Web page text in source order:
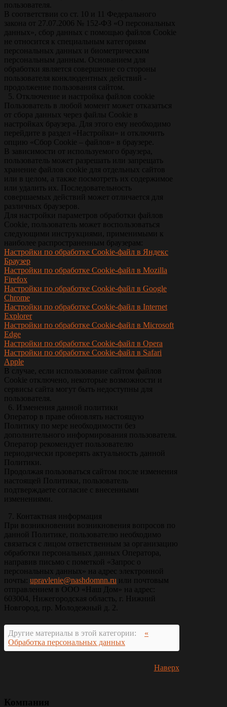
пользователя.
В соответствии со ст. 10 и 11 Федерального
закона от 27.07.2006 № 152-ФЗ «О персональных
данных», сбор данных с помощью файлов Cookie
не относится к специальным категориям
персональных данных и биометрическим
персональным данным. Основанием для
обработки является совершение со стороны
пользователя конклюдентных действий -
продолжение пользования сайтом.
5. Отключение и настройка файлов cookie
Пользователь в любой момент может отказаться
от сбора данных через файлы Cookie в
настройках браузера. Для этого ему необходимо
перейдите в раздел «Настройки» и отключить
опцию «Сбор Cookie – файлов» в браузере.
В зависимости от используемого браузера,
пользователь может разрешать или запрещать
хранение файлов cookie для отдельных сайтов
или в целом, а также посмотреть их содержимое
или удалить их. Последовательность
совершаемых действий может отличается для
различных браузеров.
Для настройки параметров обработки файлов
Cookie, пользователь может воспользоваться
следующими инструкциями, применимыми к
наиболее распространенным браузерам:
Настройки по обработке Cookie-файл в Яндекс
Браузер
Настройки по обработке Cookie-файл в Mozilla
Firefox
Настройки по обработке Cookie-файл в Google
Chrome
Настройки по обработке Cookie-файл в Internet
Explorer
Настройки по обработке Cookie-файл в Microsoft
Edge
Настройки по обработке Cookie-файл в Opera
Настройки по обработке Cookie-файл в Safari
Apple
В случае, если использование сайтом файлов
Сookie отключено, некоторые возможности и
сервисы сайта могут быть недоступны для
пользователя.
6. Изменения данной политики
Оператор в праве обновлять настоящую
Политику по мере необходимости без
дополнительного информирования пользователя.
Оператор рекомендует пользователю
периодически проверять актуальность данной
Политики.
Продолжая пользоваться сайтом после изменения
настоящей Политики, пользователь
подтверждаете согласие с внесенными
изменениями.
7. Контактная информация
При возникновении возникновения вопросов по
данной Политике, пользователю необходимо
связаться с лицом ответственным за организацию
обработки персональных данных Оператора,
направив письмо с пометкой «Запрос о
персональных данных» на адрес электронной
почты: upravlenie@nashdomnn.ru или почтовым
отправлением в ООО «Наш Дом» на адрес:
603004, Нижегородская область, г. Нижний
Новгород, пр. Молодежный д. 2.
Другие материалы в этой категории:
«
Обработка персональных данных
Наверх
Компания